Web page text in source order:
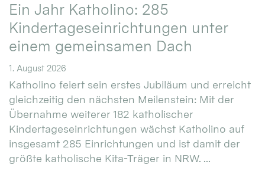
Ein Jahr Katholino: 285
Kindertageseinrichtungen unter
einem gemeinsamen Dach
1. August 2026
Katholino feiert sein erstes Jubiläum und erreicht
gleichzeitig den nächsten Meilenstein: Mit der
Übernahme weiterer 182 katholischer
Kindertageseinrichtungen wächst Katholino auf
insgesamt 285 Einrichtungen und ist damit der
größte katholische Kita-Träger in NRW. ...